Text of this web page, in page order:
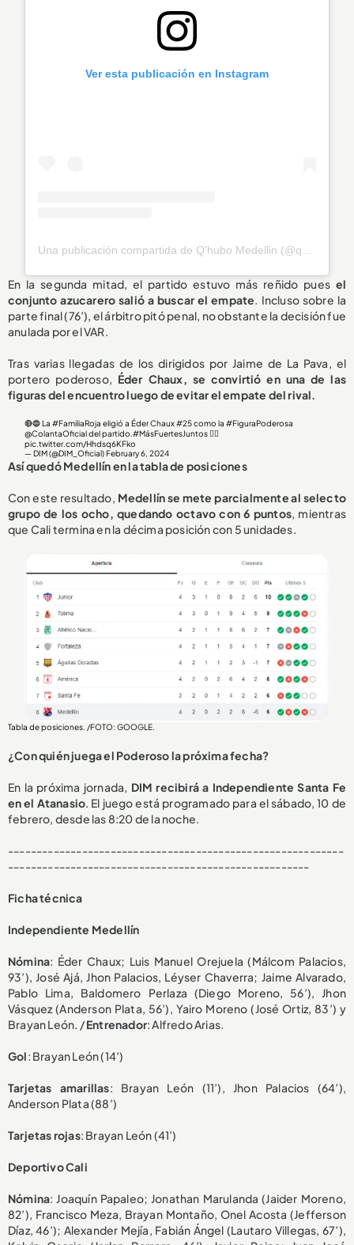
Ver esta publicación en Instagram
En la segunda mitad, el partido estuvo más reñido pues el
conjunto azucarero salió a buscar el empate. Incluso sobre la
parte final (76’), el árbitro pitó penal, no obstante la decisión fue
anulada por el VAR.
Tras varias llegadas de los dirigidos por Jaime de La Pava, el
portero poderoso, Éder Chaux, se convirtió en una de las
figuras del encuentro luego de evitar el empate del rival.
🔴🔵 La#FamiliaRoja eligió a Éder Chaux #25 como la#FiguraPoderosa
@ColantaOficialdel partido.#MásFuertesJuntos ✊🏻
pic.twitter.com/Hhdsq6KFko
— DIM (@DIM_Oficial)February 6, 2024
Así quedó Medellín en la tabla de posiciones
Con este resultado, Medellín se mete parcialmente al selecto
grupo de los ocho, quedando octavo con 6 puntos, mientras
que Cali termina en la décima posición con 5 unidades.
Tabla de posiciones. /FOTO: GOOGLE.
¿Con quién juega el Poderoso la próxima fecha?
En la próxima jornada, DIM recibirá a Independiente Santa Fe
en el Atanasio. El juego está programado para el sábado, 10 de
febrero, desde las 8:20 de la noche.
-----------------------------------------------------------
-----------------------------------------------------
Ficha técnica
Independiente Medellín
Nómina: Éder Chaux; Luis Manuel Orejuela (Málcom Palacios,
93’), José Ajá, Jhon Palacios, Léyser Chaverra; Jaime Alvarado,
Pablo Lima, Baldomero Perlaza (Diego Moreno, 56’), Jhon
Vásquez (Anderson Plata, 56’), Yairo Moreno (José Ortiz, 83’) y
Brayan León. /Entrenador: Alfredo Arias.
Gol: Brayan León (14’)
Tarjetas amarillas: Brayan León (11’), Jhon Palacios (64’),
Anderson Plata (88’)
Tarjetas rojas: Brayan León (41’)
Deportivo Cali
Nómina: Joaquín Papaleo; Jonathan Marulanda (Jaider Moreno,
82’), Francisco Meza, Brayan Montaño, Onel Acosta (Jefferson
Díaz, 46’); Alexander Mejía, Fabián Ángel (Lautaro Villegas, 67’),